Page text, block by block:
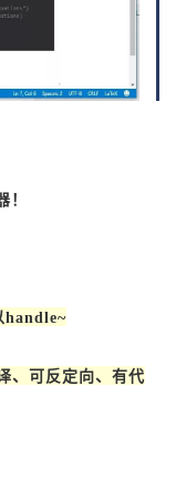
！
handle~
、可反定向、有代